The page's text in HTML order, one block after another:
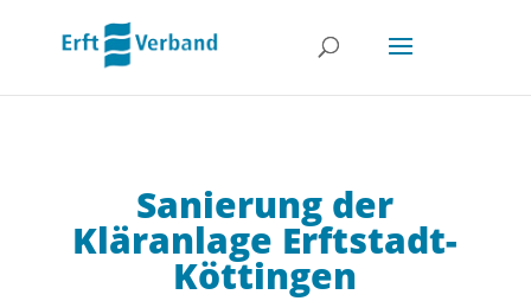
Sanierung der
Kläranlage Erftstadt-
Köttingen